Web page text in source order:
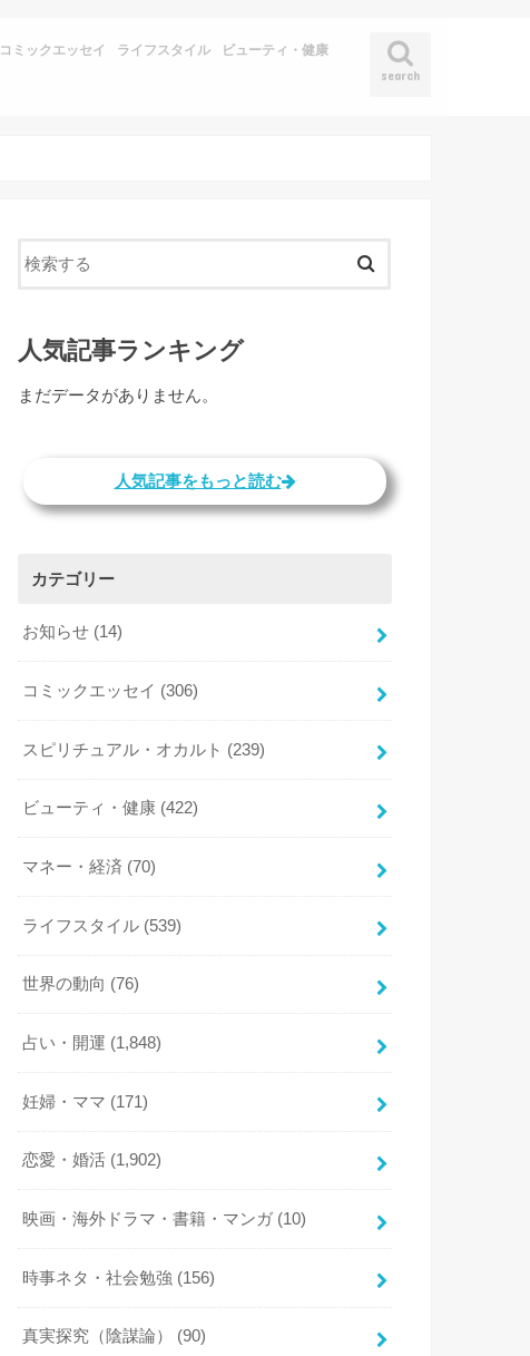
search
コミックエッセイ ライフスタイル ビューティ・健康
人気記事ランキング
まだデータがありません。
人気記事をもっと読む
カテゴリー
お知らせ (14)
コミックエッセイ (306)
スピリチュアル・オカルト (239)
ビューティ・健康 (422)
マネー・経済 (70)
ライフスタイル (539)
世界の動向 (76)
占い・開運 (1,848)
妊婦・ママ (171)
恋愛・婚活 (1,902)
映画・海外ドラマ・書籍・マンガ (10)
時事ネタ・社会勉強 (156)
真実探究（陰謀論） (90)